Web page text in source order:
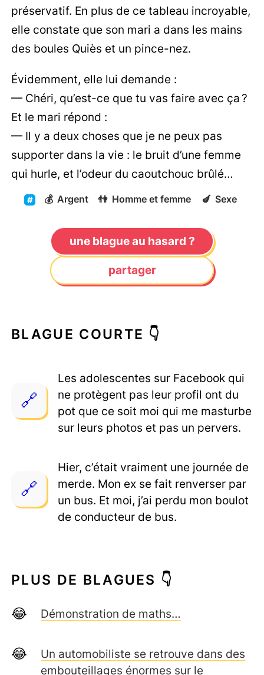
préservatif. En plus de ce tableau incroyable,
elle constate que son mari a dans les mains
des boules Quiès et un pince-nez.
Évidemment, elle lui demande :
— Chéri, qu’est-ce que tu vas faire avec ça ?
Et le mari répond :
— Il y a deux choses que je ne peux pas
supporter dans la vie : le bruit d’une femme
qui hurle, et l’odeur du caoutchouc brûlé…
💰 Argent 👫 Homme et femme 🍆 Sexe
une blague au hasard ?
partager
BLAGUE COURTE 👇
Les adolescentes sur Facebook qui
ne protègent pas leur profil ont du
pot que ce soit moi qui me masturbe
sur leurs photos et pas un pervers.
Hier, c’était vraiment une journée de
merde. Mon ex se fait renverser par
un bus. Et moi, j’ai perdu mon boulot
de conducteur de bus.
PLUS DE BLAGUES 👇
Démonstration de maths…
Un automobiliste se retrouve dans des
embouteillages énormes sur le